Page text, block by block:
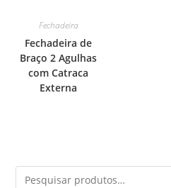
Fechadeira
Fechadeira de
Braço 2 Agulhas
com Catraca
Externa